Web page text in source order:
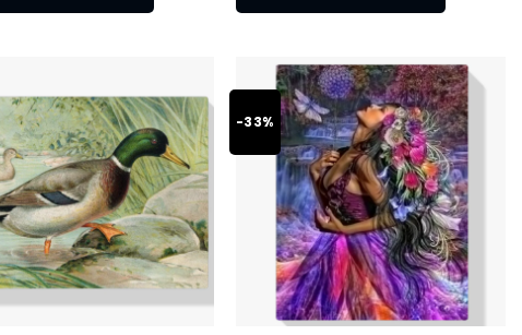
-33%